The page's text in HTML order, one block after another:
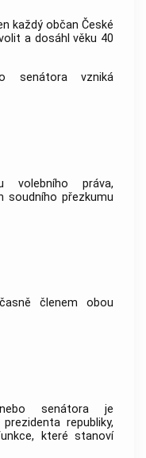
každý občan České
a dosáhl věku 40
senátora vzniká
volebního práva,
soudního přezkumu
členem obou
senátora je
republiky,
které stanoví